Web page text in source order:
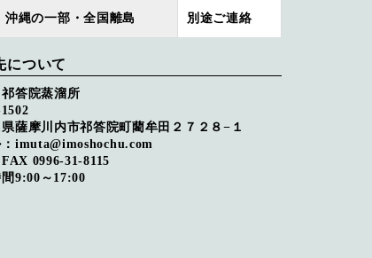
沖縄の一部・全国離島 別途ご連絡
について
祁答院蒸溜所
県薩摩川内市祁答院町藺牟田２７２８−１
：imuta@imoshochu.com
0996-31-8115
9:00～17:00